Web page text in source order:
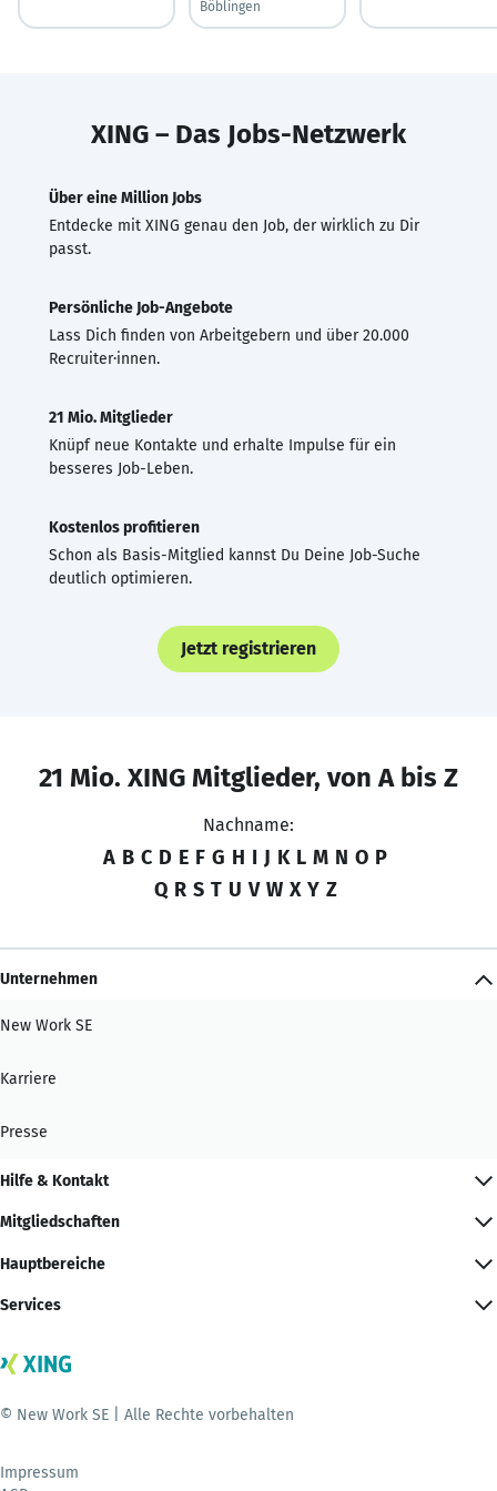
Böblingen
XING – Das Jobs-Netzwerk
Über eine Million Jobs
Entdecke mit XING genau den Job, der wirklich zu Dir
passt.
Persönliche Job-Angebote
Lass Dich finden von Arbeitgebern und über 20.000
Recruiter·innen.
21 Mio. Mitglieder
Knüpf neue Kontakte und erhalte Impulse für ein
besseres Job-Leben.
Kostenlos profitieren
Schon als Basis-Mitglied kannst Du Deine Job-Suche
deutlich optimieren.
Jetzt registrieren
21 Mio. XING Mitglieder, von A bis Z
Nachname:
A B C D E F G H I J K L M N O P
Q R S T U V W X Y Z
Unternehmen
New Work SE
Karriere
Presse
Hilfe & Kontakt
Mitgliedschaften
Hauptbereiche
Services
© New Work SE | Alle Rechte vorbehalten
Impressum